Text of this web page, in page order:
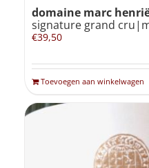
domaine marc
signature grand
€39,50
Toevoegen aan winkelwagen